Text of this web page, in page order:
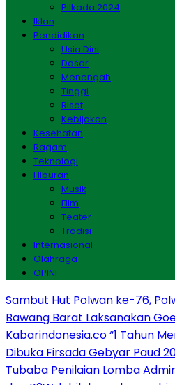
Pilkada 2024
Iklan
Pendidikan
Usia Dini
Dasar
Menengah
Tinggi
Riset
Kebijakan
Kesehatan
Ragam
Teknologi
Hiburan
Musik
Film
Teater
Tradisi
Internasional
Olahraga
OPINI
Sambut Hut Polwan ke-76,
Bawang Barat Laksanakan
Kabarindonesia.co “1 Tahun
Dibuka Firsada Gebyar Paud
Tubaba Penilaian Lomba